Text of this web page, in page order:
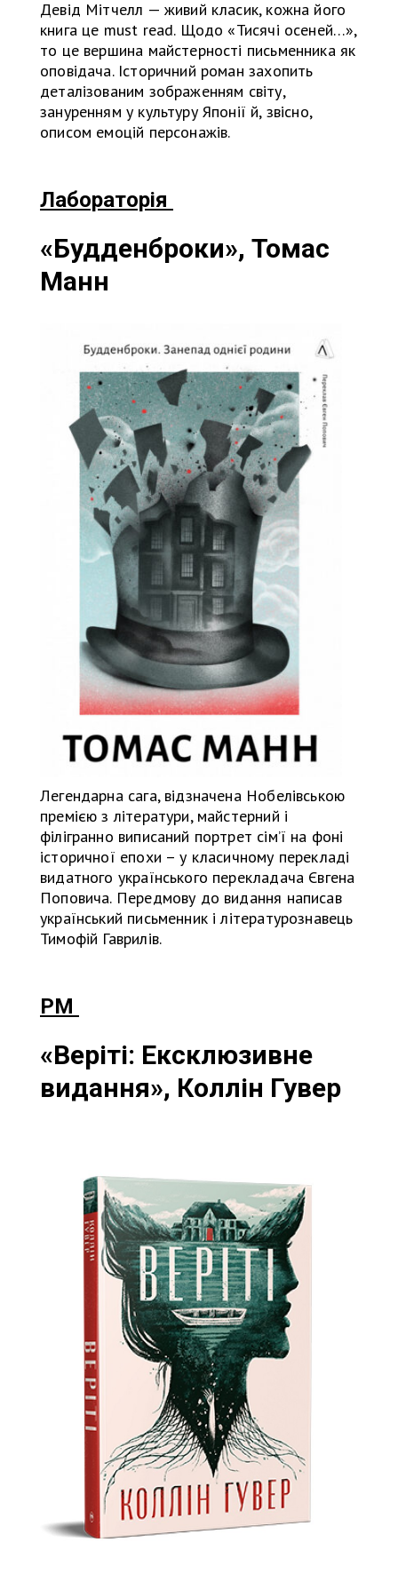
Девід Мітчелл — живий класик, кожна його
книга це must read. Щодо «Тисячі осеней…»,
то це вершина майстерності письменника як
оповідача. Історичний роман захопить
деталізованим зображенням світу,
зануренням у культуру Японії й, звісно,
описом емоцій персонажів.
Лабораторія
«Будденброки», Томас
Манн
Легендарна сага, відзначена Нобелівською
премією з літератури, майстерний і
філігранно виписаний портрет сім’ї на фоні
історичної епохи – у класичному перекладі
видатного українського перекладача Євгена
Поповича. Передмову до видання написав
український письменник і літературознавець
Тимофій Гаврилів.
РМ
«Веріті: Ексклюзивне
видання», Коллін Гувер